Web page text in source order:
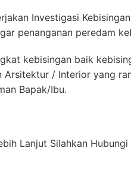
Investigasi
penanganan peredam
kebisingan baik
Arsitektur / Interior yang
Bapak/Ibu.
Lanjut Silahkan Hubungi